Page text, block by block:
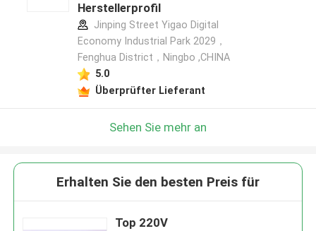
Herstellerprofil
Jinping Street Yigao Digital
Economy Industrial Park 2029，
Fenghua District，Ningbo ,CHINA
5.0
Überprüfter Lieferant
Sehen Sie mehr an
Erhalten Sie den besten Preis für
Top 220V